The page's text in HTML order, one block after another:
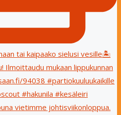
vietimme johtisviikonloppua.